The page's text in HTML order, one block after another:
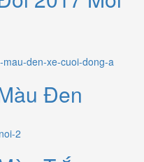
Đen